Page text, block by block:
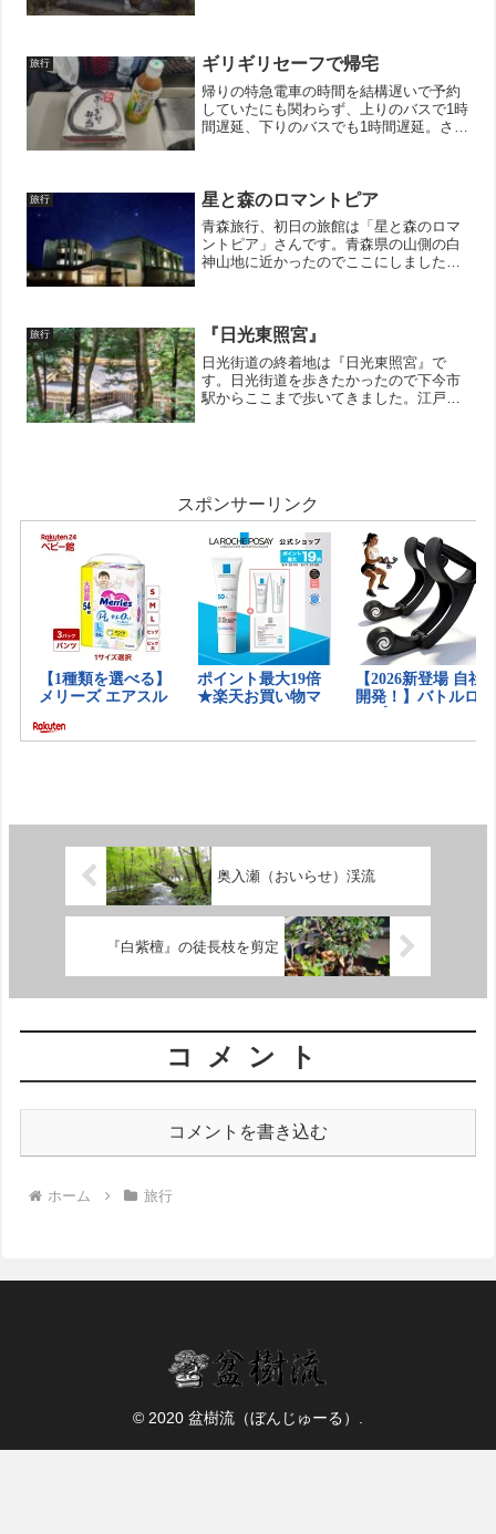
の日は曇りだった為か、...
旅行 ギリギリセーフで帰宅
帰りの特急電車の時間を結構遅いで予約
していたにも関わらず、上りのバスで1時
間遅延、下りのバスでも1時間遅延。さら
るような景色が堪能...
旅行 星と森のロマントピア
青森旅行、初日の旅館は「星と森のロマ
ントピア」さんです。青森県の山側の白
神山地に近かったのでここにしました。
れててめっちゃ良いところで...
旅行 『日光東照宮』
日光街道の終着地は『日光東照宮』で
す。日光街道を歩きたかったので下今市
駅からここまで歩いてきました。江戸時
スポンサーリンク
奥入瀬（おいらせ）渓流
『白紫檀』の徒長枝を剪定
コメント
コメントを書き込む
ホーム 旅行
© 2020 盆樹流（ぼんじゅーる）.